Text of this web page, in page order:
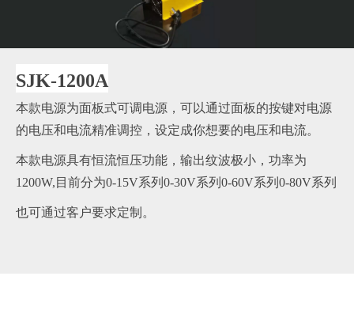
SJK-1200A
本款电源为面板式可调电源，可以通过面板的按键对电源
的电压和电流精准调控，设定成你想要的电压和电流。
本款电源具有恒流恒压功能，输出纹波极小，功率为
1200W,目前分为0-15V系列0-30V系列0-60V系列0-80V系列
也可通过客户要求定制。